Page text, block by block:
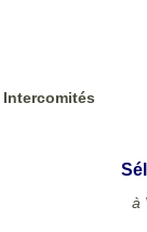
Intercomités
à